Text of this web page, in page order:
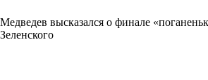
Медведев высказался о финале
Зеленского